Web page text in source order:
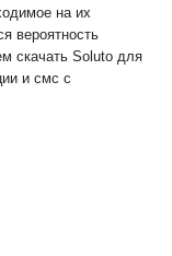
на их
вероятность
скачать Soluto для
и смс с